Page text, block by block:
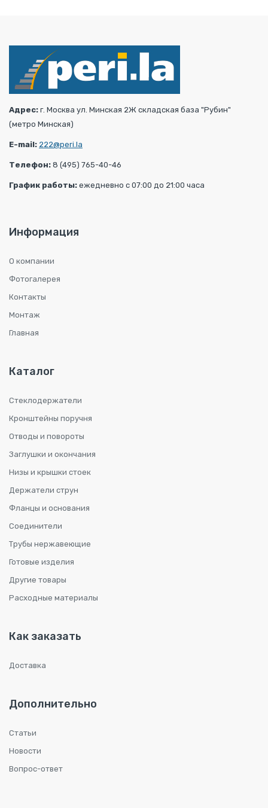
Адрес: г. Москва ул. Минская 2Ж складская база "Рубин"
(метро Минская)
E-mail: 222@peri.la
Телефон: 8 (495) 765-40-46
График работы: ежедневно с 07:00 до 21:00 часа
Информация
О компании
Фотогалерея
Контакты
Монтаж
Главная
Каталог
Стеклодержатели
Кронштейны поручня
Отводы и повороты
Заглушки и окончания
Низы и крышки стоек
Держатели струн
Фланцы и основания
Соединители
Трубы нержавеющие
Готовые изделия
Другие товары
Расходные материалы
Как заказать
Доставка
Дополнительно
Статьи
Новости
Вопрос-ответ